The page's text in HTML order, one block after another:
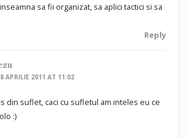
sa fii organizat, sa aplici tactici si sa
Reply
APRILIE 2011 AT 11:02
din suflet, caci cu sufletul am inteles eu ce
:)